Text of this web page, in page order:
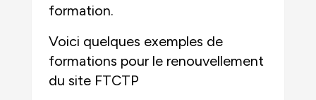
formation.
Voici quelques exemples de
formations pour le renouvellement
du site FTCTP